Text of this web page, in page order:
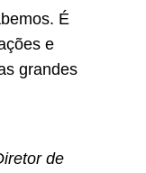
É
e
grandes
de